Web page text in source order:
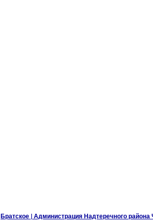
Братское | Администрация Надтеречного района